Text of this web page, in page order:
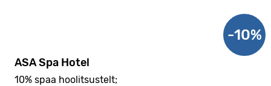
ASA Spa Hotel
10% spaa hoolitsustelt;
-10%